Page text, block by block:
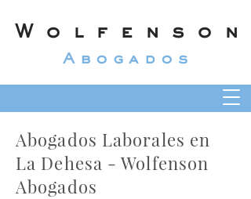
Wolfenson
Abogados
Abogados Laborales en
La Dehesa - Wolfenson
Abogados